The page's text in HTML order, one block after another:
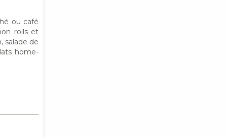
ou café
rolls et
salade de
home-